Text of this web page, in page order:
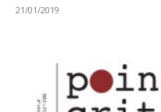
21/01/2019